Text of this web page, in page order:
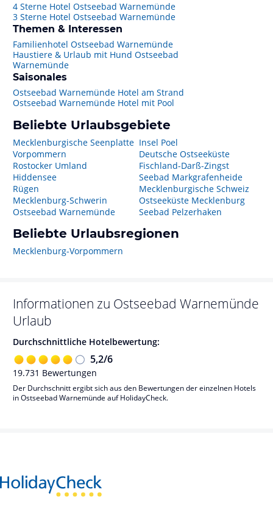
4 Sterne Hotel Ostseebad Warnemünde
3 Sterne Hotel Ostseebad Warnemünde
Themen & Interessen
Familienhotel Ostseebad Warnemünde
Haustiere & Urlaub mit Hund Ostseebad
Warnemünde
Saisonales
Ostseebad Warnemünde Hotel am Strand
Ostseebad Warnemünde Hotel mit Pool
Beliebte Urlaubsgebiete
Mecklenburgische Seenplatte
Vorpommern
Rostocker Umland
Hiddensee
Rügen
Mecklenburg-Schwerin
Ostseebad Warnemünde
Insel Poel
Deutsche Ostseeküste
Fischland-Darß-Zingst
Seebad Markgrafenheide
Mecklenburgische Schweiz
Ostseeküste Mecklenburg
Seebad Pelzerhaken
Beliebte Urlaubsregionen
Mecklenburg-Vorpommern
Informationen zu Ostseebad Warnemünde
Urlaub
Durchschnittliche Hotelbewertung:
5,2/6
19.731 Bewertungen
Der Durchschnitt ergibt sich aus den Bewertungen der einzelnen Hotels
in Ostseebad Warnemünde auf HolidayCheck.